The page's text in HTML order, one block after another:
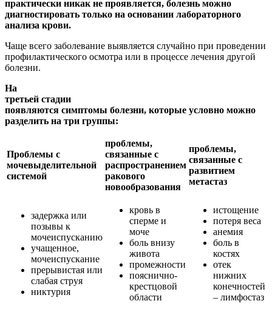
практически никак не проявляется, болезнь можно
диагностировать только на основании лабораторного
анализа крови.
Чаще всего заболевание выявляется случайно при проведении
профилактического осмотра или в процессе лечения другой
болезни.
На
третьей стадии
появляются симптомы болезни, которые условно можно
разделить на три группы:
Проблемы с
мочевыделительной
системой
проблемы,
связанные с
распространением
ракового
новообразования
проблемы,
связанные с
развитием
метастаз
задержка или
позывы к
мочеиспусканию
учащенное,
мочеиспускание
прерывистая или
слабая струя
никтурия
кровь в
сперме и
моче
боль внизу
живота
промежности
пояснично-
крестцовой
области
истощение
потеря веса
анемия
боль в
костях
отек
нижних
конечностей
– лимфостаз